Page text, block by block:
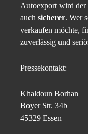
Autoexport wird der
auch sicherer. Wer
verkaufen möchte,
zuverlässig und
Pressekontakt:
Khaldoun Borhan
Boyer Str. 34b
45329 Essen